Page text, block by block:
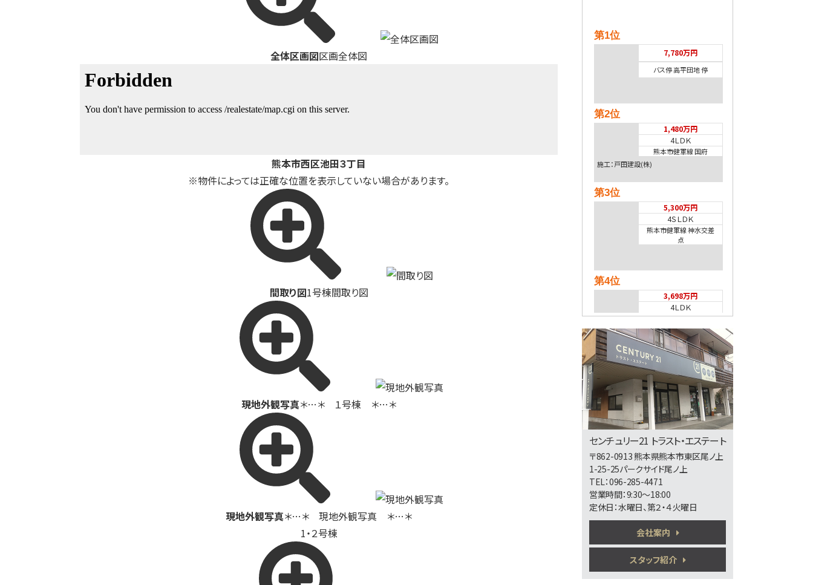
全体区画図区画全体図
熊本市西区池田３丁目
※物件によっては正確な位置を表示していない場合があります。
間取り図1号棟間取り図
現地外観写真＊…＊ １号棟 ＊…＊
現地外観写真＊…＊ 現地外観写真 ＊…＊
1・２号棟
第1位
7,780万円
バス停 高平団地 停
第2位
1,480万円
4ＬＤＫ
熊本市健軍線 国府
施工：戸田建設(株)
第3位
5,300万円
4ＳＬＤＫ
熊本市健軍線 神水交差
点
第4位
3,698万円
4ＬＤＫ
熊本市健軍線 健軍町
第5位
2,598万円
4ＬＤＫ
第6位
3,498万円
4ＬＤＫ
熊本市健軍線 健軍町
3,380万円
4ＬＤＫ
健軍町駅
歩27分
センチュリー21 トラスト・エステート
〒862-0913 熊本県熊本市東区尾ノ上
1-25-25パークサイド尾ノ上
TEL：096-285-4471
営業時間：9:30～18:00
定休日：水曜日、第２・４火曜日
会社案内
スタッフ紹介